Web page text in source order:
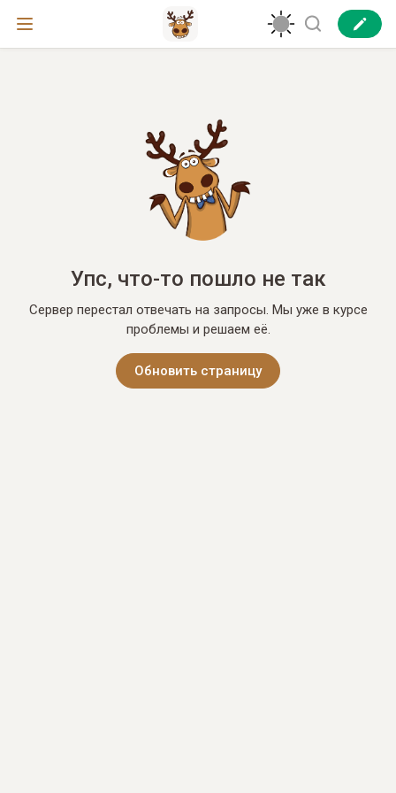
Упс, что-то пошло не так
Сервер перестал отвечать на запросы. Мы уже в курсе
проблемы и решаем её.
Обновить страницу